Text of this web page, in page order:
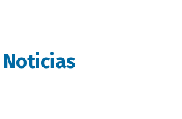
Noticias